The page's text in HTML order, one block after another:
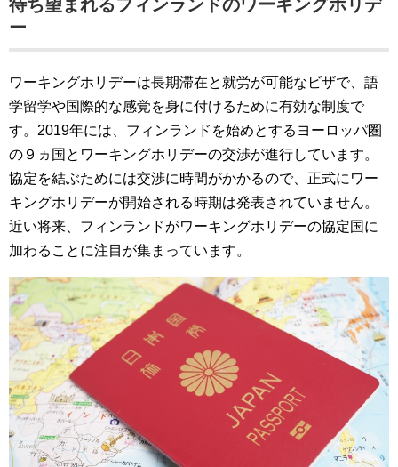
待ち望まれるフィンランドのワーキングホリデ
ー
ワーキングホリデーは長期滞在と就労が可能なビザで、語
学留学や国際的な感覚を身に付けるために有効な制度で
す。2019年には、フィンランドを始めとするヨーロッパ圏
の９ヵ国とワーキングホリデーの交渉が進行しています。
協定を結ぶためには交渉に時間がかかるので、正式にワー
キングホリデーが開始される時期は発表されていません。
近い将来、フィンランドがワーキングホリデーの協定国に
加わることに注目が集まっています。